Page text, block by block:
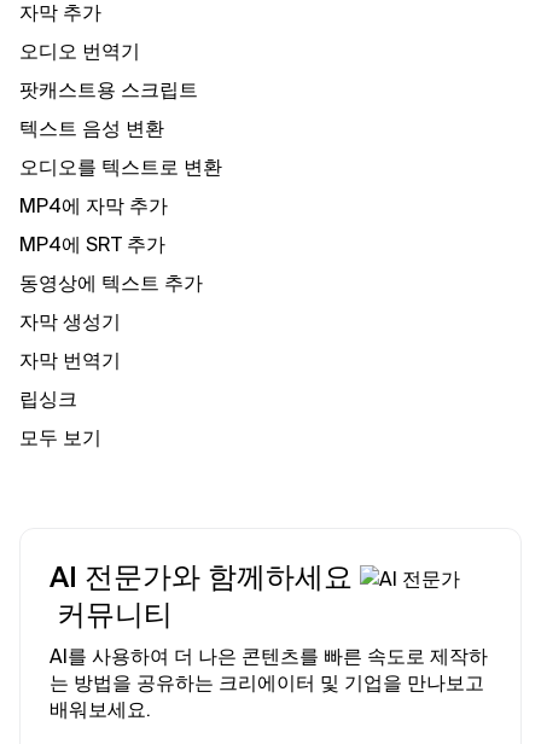
자막 추가
오디오 번역기
팟캐스트용 스크립트
텍스트 음성 변환
오디오를 텍스트로 변환
MP4에 자막 추가
MP4에 SRT 추가
동영상에 텍스트 추가
자막 생성기
자막 번역기
립싱크
모두 보기
AI 전문가와 함께하세요
커뮤니티
AI를 사용하여 더 나은 콘텐츠를 빠른 속도로 제작하
는 방법을 공유하는 크리에이터 및 기업을 만나보고
배워보세요.